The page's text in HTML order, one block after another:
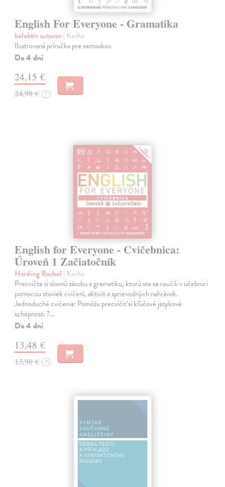
English For Everyone - Gramatika
kolektív autorov| Kniha
Ilustrovaná príručka pre samoukov.
Do 4 dní
24,15 €
24,90 € ?
English for Everyone - Cvičebnica:
Úroveň 1 Začiatočník
Harding Rachel | Kniha
Precvičte si slovnú zásobu a gramatiku, ktorú ste sa naučili v učebnici
pomocou stoviek cvičení, aktivít a sprievodných nahrávok.
Jednoduché cvičenia: Pomôžu precvičiť si kľúčové jazykové
schopnosti ?…
Do 4 dní
13,48 €
13,90 € ?